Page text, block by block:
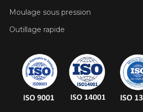
Moulage sous pression
Outillage rapide